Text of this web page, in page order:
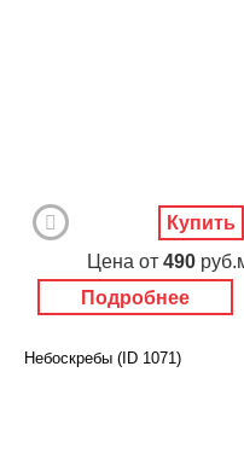
Подробнее
Цена от 490
Купить
Небоскребы (ID 1071)